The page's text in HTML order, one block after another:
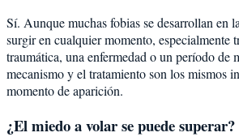
Sí. Aunque muchas fobias se desarrollan en
surgir en cualquier momento, especialmente
traumática, una enfermedad o un período de
mecanismo y el tratamiento son los mismos
momento de aparición.
¿El miedo a volar se puede superar?